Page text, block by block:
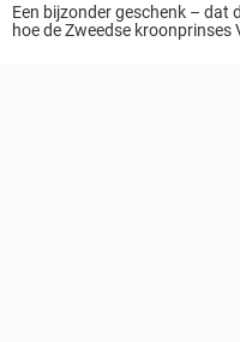
Een bijzonder geschenk – dat
hoe de Zweedse